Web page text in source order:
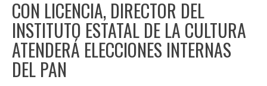
CON LICENCIA, DIRECTOR DEL
INSTITUTO ESTATAL DE LA CULTURA
ATENDERÁ ELECCIONES INTERNAS
DEL PAN